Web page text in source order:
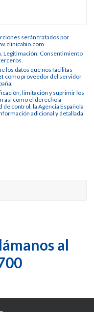
serán tratados por
Legitimación: Consentimiento
los datos que nos facilitas
como proveedor del servidor
limitación y suprimir los
así como el derecho a
control, la Agencia Española
adicional y detallada
al